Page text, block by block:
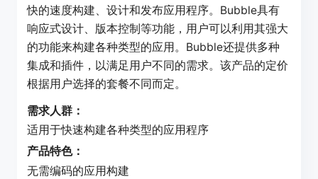
快的速度构建、设计和发布应用程序。Bubble具有
响应式设计、版本控制等功能，用户可以利用其强大
的功能来构建各种类型的应用。Bubble还提供多种
集成和插件，以满足用户不同的需求。该产品的定价
根据用户选择的套餐不同而定。
需求人群：
适用于快速构建各种类型的应用程序
产品特色：
无需编码的应用构建